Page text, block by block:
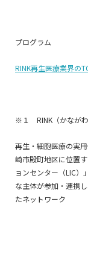
プログラム
RINK再生医療業界の
※１ RINK（かながわ
再生・細胞医療の実
崎市殿町地区に位置
ョンセンター（LIC）
な主体が参加・連携
たネットワーク